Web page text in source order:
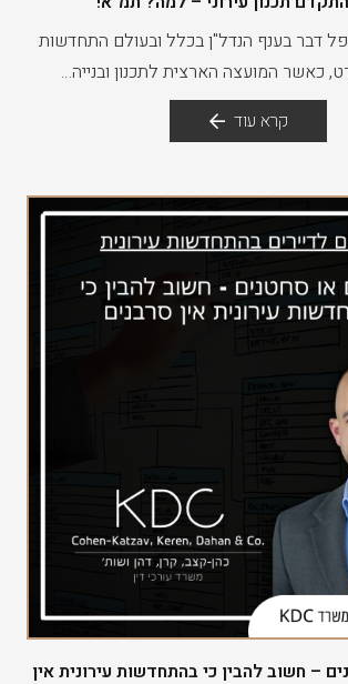
2019 נפל דבר בענף הנדל"ן בכלל ובעולם התחדשות
כאשר המועצה הארצית לתכנון ובנייה…
קרא עוד
– חשוב להבין כי בהתחדשות עירונית אין